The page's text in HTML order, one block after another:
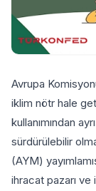
Avrupa
iklim nötr hale
kullanımından
sürdürülebilir
(AYM)
ihracat pazarı ve